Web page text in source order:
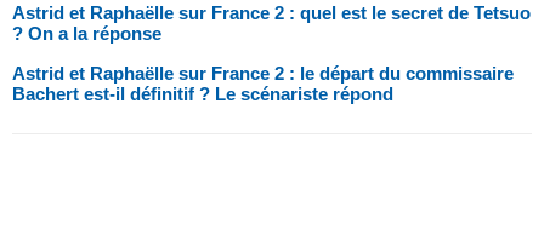
Astrid et Raphaëlle sur France 2 : quel est le secret de Tetsuo
? On a la réponse
Astrid et Raphaëlle sur France 2 : le départ du commissaire
Bachert est-il définitif ? Le scénariste répond